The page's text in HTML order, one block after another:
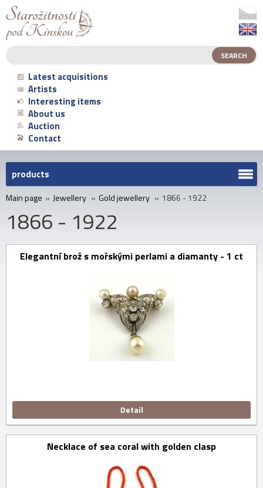
Latest acquisitions
Artists
Interesting items
About us
Auction
Contact
products
Main page » Jewellery » Gold jewellery » 1866 - 1922
1866 - 1922
Elegantní brož s mořskými perlami a diamanty - 1 ct
Detail
Necklace of sea coral with golden clasp